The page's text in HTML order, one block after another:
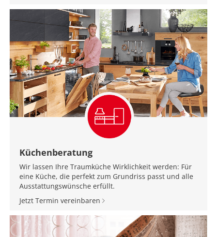
Küchenberatung
Wir lassen Ihre Traumküche Wirklichkeit werden: Für
eine Küche, die perfekt zum Grundriss passt und alle
Ausstattungswünsche erfüllt.
Jetzt Termin vereinbaren